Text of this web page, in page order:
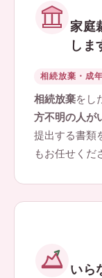
家庭
しま
相続放棄・成
相続放棄をし
方不明の人が
提出する書類
もお任せくだ
いら